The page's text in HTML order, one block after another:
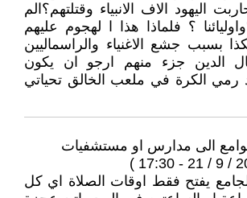
اليهود الاف الانبياء وقتلتهم؟الم
؟ فلماذا هذا ا لهجوم عليهم
بسبب جشع الاغنياء والراسماليين
الدين جزء منهم ارجو ان يكون
رمي الكرة في ملعب الخالق تحياتي
الجامع يفتح فقط اوقات الصلاة اي كل